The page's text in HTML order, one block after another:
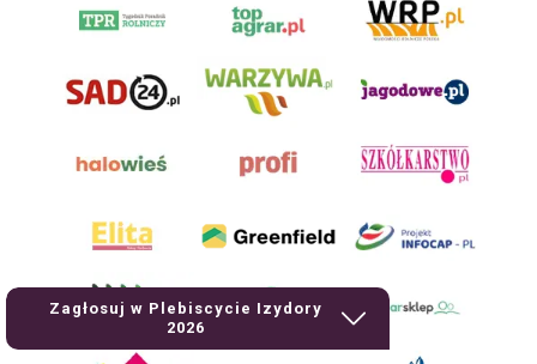
Zagłosuj w Plebiscycie Izydory
2026